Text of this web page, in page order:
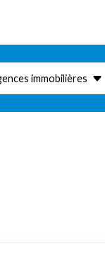
immobilières